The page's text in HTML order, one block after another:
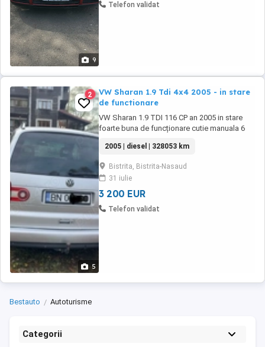
9
Telefon validat
5
2
VW Sharan 1.9 Tdi 4x4 2005 - in stare
de functionare
VW Sharan 1.9 TDI 116 CP an 2005 in stare
foarte buna de funcționare cutie manuala 6
climatrinic Încălzire în scaune Tempomat
funcțional ABS ESP înmatriculat Ro ITP valabil
până în octombrie 2026 Comenzi pe volan
Motor super funcțional Proiectoare ceata
Cârlig ...
2005 | diesel | 328053 km
Bistrita, Bistrita-Nasaud
31 iulie
3 200 EUR
Telefon validat
Bestauto Autoturisme
Categorii